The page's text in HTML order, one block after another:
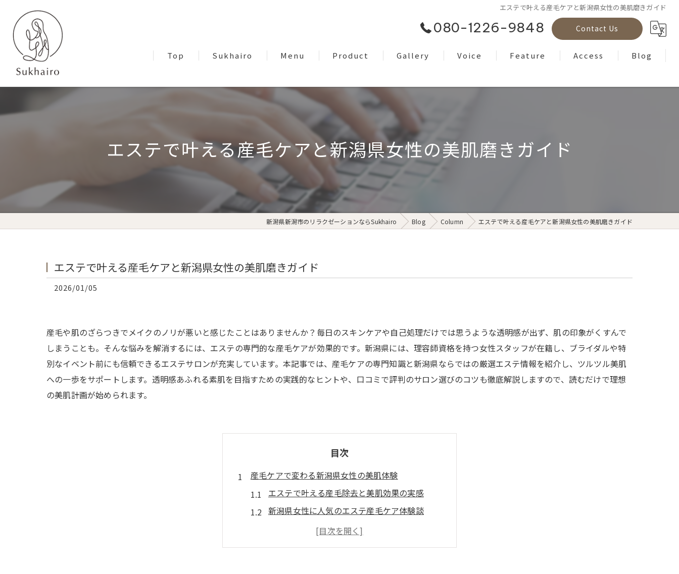
エステで叶える産毛ケアと新潟県女性の美肌磨きガイド
080-1226-9848 Contact Us
Top Sukhairo
Bloom
Menu
Facial Care
EyeBrow
Dry Head Spa
Body Care
Lymph Treatment
Night Only Relaxation
Yoga Class
Product Gallery Voice Feature Access Blog
エステで叶える産毛ケアと新潟県女性の美肌磨きガイド
新潟県新潟市のリラクゼーションならSukhairo Blog Column エステで叶える産毛ケアと新潟県女性の美肌磨きガイド
エステで叶える産毛ケアと新潟県女性の美肌磨きガイド
2026/01/05
産毛や肌のざらつきでメイクのノリが悪いと感じたことはありませんか？毎日のスキンケアや自己処理だけでは思うような透明感が出ず、肌の印象がくすんで
しまうことも。そんな悩みを解消するには、エステの専門的な産毛ケアが効果的です。新潟県には、理容師資格を持つ女性スタッフが在籍し、ブライダルや特
別なイベント前にも信頼できるエステサロンが充実しています。本記事では、産毛ケアの専門知識と新潟県ならではの厳選エステ情報を紹介し、ツルツル美肌
への一歩をサポートします。透明感あふれる素肌を目指すための実践的なヒントや、口コミで評判のサロン選びのコツも徹底解説しますので、読むだけで理想
の美肌計画が始められます。
目次
産毛ケアで変わる新潟県女性の美肌体験
エステで叶える産毛除去と美肌効果の実感
新潟県女性に人気のエステ産毛ケア体験談
産毛処理でメイク映えする透明美肌へ
エステの産毛ケアが肌印象を一新する理由